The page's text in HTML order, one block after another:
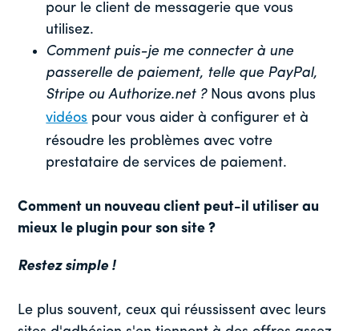
pour le client de messagerie que vous
utilisez.
Comment puis-je me connecter à une
passerelle de paiement, telle que PayPal,
Stripe ou Authorize.net ?Nous avons plus
vidéos pour vous aider à configurer et à
résoudre les problèmes avec votre
prestataire de services de paiement.
Comment un nouveau client peut-il utiliser au
mieux le plugin pour son site ?
Restez simple !
Le plus souvent, ceux qui réussissent avec leurs